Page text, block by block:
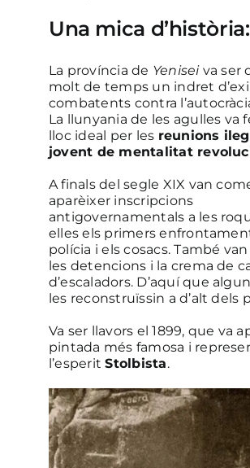
Una mica d’història:
La província de Yeniseiva ser
molt de temps un indret
combatents contra
La llunyania de les agulles va
lloc ideal per les reunions
jovent de mentalitat
A finals del segle XIX van
aparèixer inscripcions
antigovernamentals a les
elles els primers
polícia i els cosacs. També
les detencions i la crema de
d’escaladors. D’aquí que
les reconstruïssin a d’alt dels
Va ser llavors el 1899, que va
pintada més famosa i
l’esperitStolbista.